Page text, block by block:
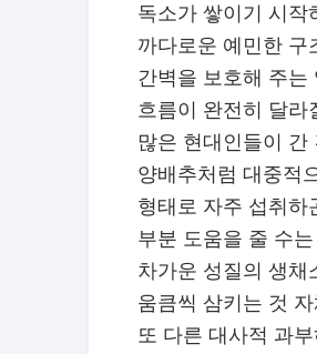
독소가 쌓이기 시작
까다로운 예민한 구
간벽을 보호해 주는
흐름이 완전히 달라
많은 현대인들이
양배추처럼 대중적
형태로 자주 섭취하
부분 도움을 줄 수
차가운 성질의 생채
움큼씩 삼키는 것
또 다른 대사적 과